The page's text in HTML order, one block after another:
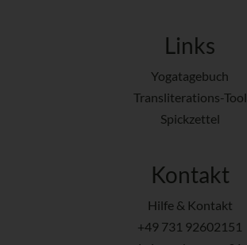
Links
Yogatagebuch
Transliterations-Tool
Spickzettel
Kontakt
Hilfe & Kontakt
+49 731 92602151